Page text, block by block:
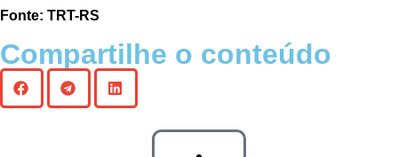
Fonte: TRT-RS
Compartilhe o conteúdo